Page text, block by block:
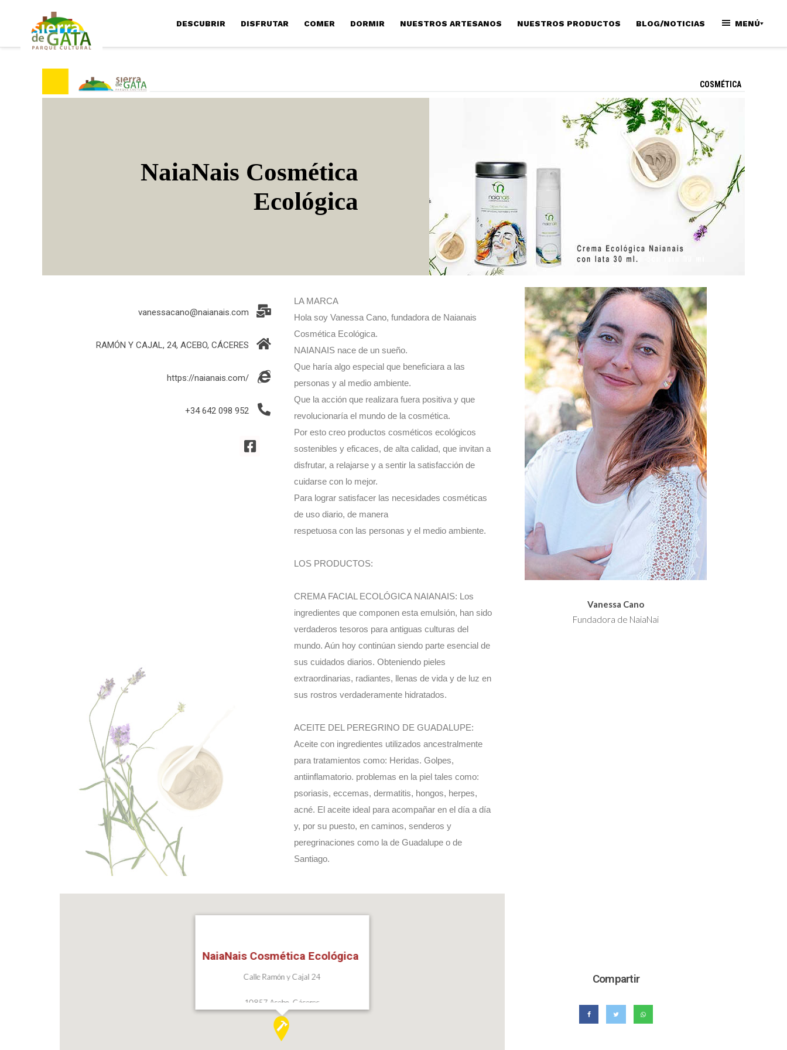
DESCUBRIR DISFRUTAR COMER DORMIR NUESTROS ARTESANOS NUESTROS PRODUCTOS BLOG/NOTICIAS MENÚ
COSMÉTICA
NaiaNais Cosmética
Ecológica
vanessacano@naianais.com
RAMÓN Y CAJAL, 24, ACEBO, CÁCERES
https://naianais.com/
+34 642 098 952
LA MARCA
Hola soy Vanessa Cano, fundadora de Naianais
Cosmética Ecológica.
NAIANAIS nace de un sueño.
Que haría algo especial que beneficiara a las
personas y al medio ambiente.
Que la acción que realizara fuera positiva y que
revolucionaría el mundo de la cosmética.
Por esto creo productos cosméticos ecológicos
sostenibles y eficaces, de alta calidad, que invitan a
disfrutar, a relajarse y a sentir la satisfacción de
cuidarse con lo mejor.
Para lograr satisfacer las necesidades cosméticas
de uso diario, de manera
respetuosa con las personas y el medio ambiente.
LOS PRODUCTOS:
CREMA FACIAL ECOLÓGICA NAIANAIS: Los
ingredientes que componen esta emulsión, han sido
verdaderos tesoros para antiguas culturas del
mundo. Aún hoy continúan siendo parte esencial de
sus cuidados diarios. Obteniendo pieles
extraordinarias, radiantes, llenas de vida y de luz en
sus rostros verdaderamente hidratados.
ACEITE DEL PEREGRINO DE GUADALUPE:
Aceite con ingredientes utilizados ancestralmente
para tratamientos como: Heridas. Golpes,
antiinflamatorio. problemas en la piel tales como:
psoriasis, eccemas, dermatitis, hongos, herpes,
acné. El aceite ideal para acompañar en el día a día
y, por su puesto, en caminos, senderos y
peregrinaciones como la de Guadalupe o de
Santiago.
Vanessa Cano
Fundadora de NaiaNai
NaiaNais Cosmética Ecológica
Calle Ramón y Cajal 24
10857 Acebo, Cáceres
Compartir